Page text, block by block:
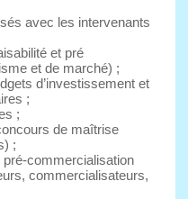
avec les intervenants
et pré
et de marché) ;
d’investissement et
;
;
de maîtrise
;
commercialisation
commercialisateurs,